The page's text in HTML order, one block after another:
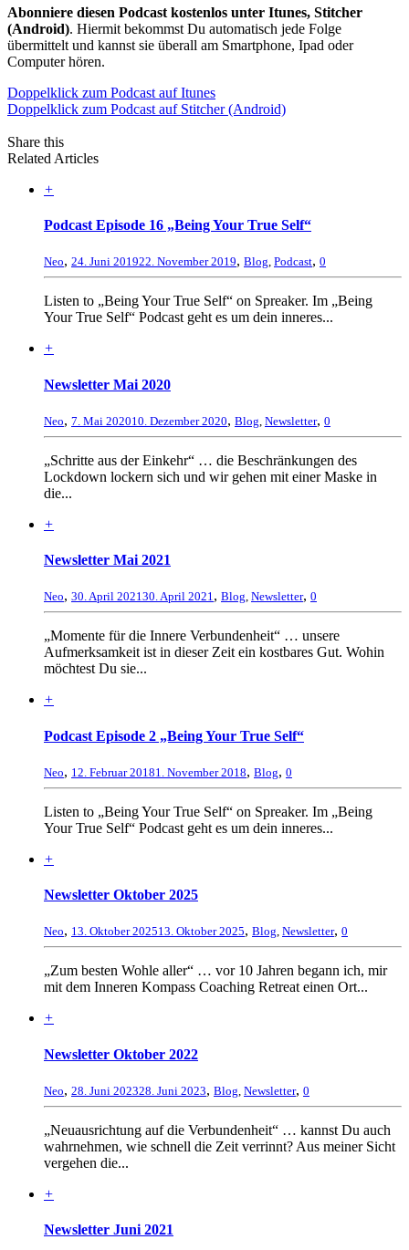
Abonniere diesen Podcast kostenlos unter Itunes, Stitcher
(Android). Hiermit bekommst Du automatisch jede Folge
übermittelt und kannst sie überall am Smartphone, Ipad oder
Computer hören.
Doppelklick zum Podcast auf Itunes
Doppelklick zum Podcast auf Stitcher (Android)
Share this
Related Articles
+
Podcast Episode 16 „Being Your True Self“
Neo, 24. Juni 201922. November 2019, Blog, Podcast, 0
Listen to „Being Your True Self“ on Spreaker. Im „Being
Your True Self“ Podcast geht es um dein inneres...
+
Newsletter Mai 2020
Neo, 7. Mai 202010. Dezember 2020, Blog Newsletter, 0
„Schritte aus der Einkehr“ … die Beschränkungen des
Lockdown lockern sich und wir gehen mit einer Maske in
die...
+
Newsletter Mai 2021
Neo, 30. April 202130. April 2021, Blog, Newsletter, 0
„Momente für die Innere Verbundenheit“ … unsere
Aufmerksamkeit ist in dieser Zeit ein kostbares Gut. Wohin
möchtest Du sie...
+
Podcast Episode 2 „Being Your True Self“
Neo, 12. Februar 20181. November 2018, Blog, 0
Listen to „Being Your True Self“ on Spreaker. Im „Being
Your True Self“ Podcast geht es um dein inneres...
+
Newsletter Oktober 2025
Neo, 13. Oktober 202513. Oktober 2025, Blog, Newsletter, 0
„Zum besten Wohle aller“ … vor 10 Jahren begann ich, mir
mit dem Inneren Kompass Coaching Retreat einen Ort...
+
Newsletter Oktober 2022
Neo, 28. Juni 202328. Juni 2023, Blog, Newsletter, 0
„Neuausrichtung auf die Verbundenheit“ … kannst Du auch
wahrnehmen, wie schnell die Zeit verrinnt? Aus meiner Sicht
vergehen die...
+
Newsletter Juni 2021